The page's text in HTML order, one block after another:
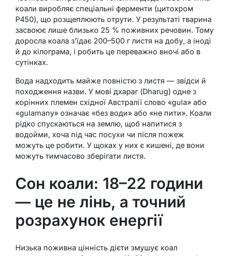
коали виробляє спеціальні ферменти (цитохром
P450), що розщеплюють отрути. У результаті тварина
засвоює лише близько 25 % поживних речовин. Тому
доросла коала з’їдає 200–500 г листя на добу, а іноді
й до кілограма, і робить це переважно вночі або в
сутінках.
Вода надходить майже повністю з листя — звідси й
походження назви. У мові дхараг (Dharug) одне з
корінних племен східної Австралії слово «gula» або
«gulamany» означає «без води» або «не пити». Коали
рідко спускаються на землю, щоб напитися з
водойми, хоча під час посухи чи після пожеж
можуть це робити. У щоках у них є кишені, де вони
можуть тимчасово зберігати листя.
Сон коали: 18–22 години
— це не лінь, а точний
розрахунок енергії
Низька поживна цінність дієти змушує коал